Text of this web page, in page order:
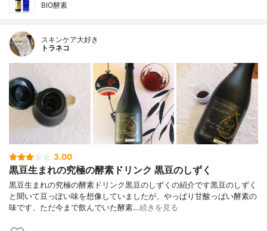
BIO酵素
スキンケア大好き
トラネコ
3.00
黒豆生まれの究極の酵素ドリンク 黒豆のしずく
黒豆生まれの究極の酵素ドリンク黒豆のしずくの紹介です黒豆のしずく
と聞いて豆っぽい味を想像していましたが、やっぱり甘酸っぱい酵素の
味です、ただ今まで飲んでいた酵素…続きを見る